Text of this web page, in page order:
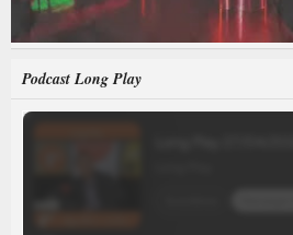
Podcast Long Play